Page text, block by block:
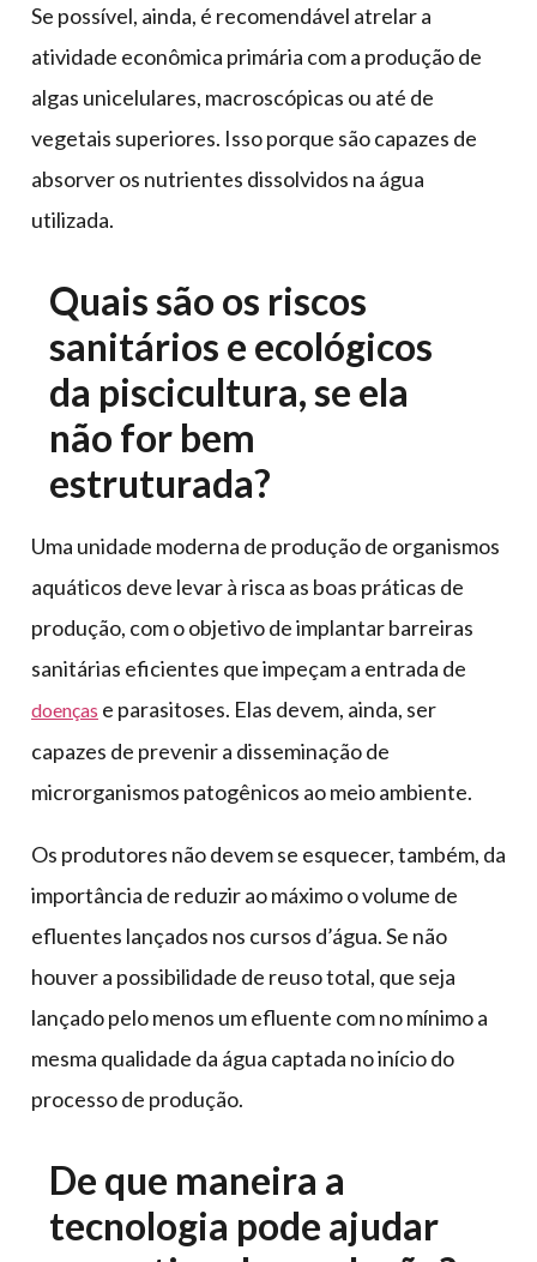
Se possível, ainda, é recomendável atrelar a
atividade econômica primária com a produção de
algas unicelulares, macroscópicas ou até de
vegetais superiores. Isso porque são capazes de
absorver os nutrientes dissolvidos na água
utilizada.
Quais são os riscos
sanitários e ecológicos
da piscicultura, se ela
não for bem
estruturada?
Uma unidade moderna de produção de organismos
aquáticos deve levar à risca as boas práticas de
produção, com o objetivo de implantar barreiras
sanitárias eficientes que impeçam a entrada de
doenças e parasitoses. Elas devem, ainda, ser
capazes de prevenir a disseminação de
microrganismos patogênicos ao meio ambiente.
Os produtores não devem se esquecer, também, da
importância de reduzir ao máximo o volume de
efluentes lançados nos cursos d’água. Se não
houver a possibilidade de reuso total, que seja
lançado pelo menos um efluente com no mínimo a
mesma qualidade da água captada no início do
processo de produção.
De que maneira a
tecnologia pode ajudar